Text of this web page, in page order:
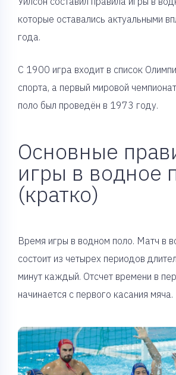
которые оставались актуальными
года.
С 1900 игра входит в список
спорта, а первый мировой
поло был проведён в 1973 году.
Основные
игры в водное
(кратко)
Время игры в водном поло. Матч в
состоит из четырех периодов
минут каждый. Отсчет времени в
начинается с первого касания мяча.